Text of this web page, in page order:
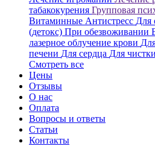
табакокурения Групповая
Витаминные Антистресс Для
(детокс) При обезвоживании
лазерное облучение крови
печени Для сердца Для
Смотреть все
Цены
Отзывы
О нас
Оплата
Вопросы и ответы
Статьи
Контакты